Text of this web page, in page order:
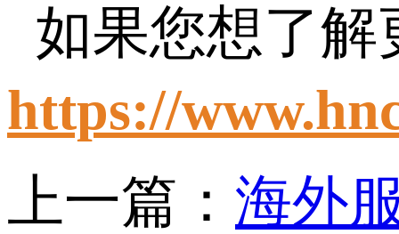
如果您想了解
https://
上一篇： 海外